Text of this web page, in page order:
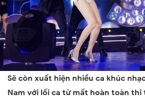
Sẽ còn xuất hiện nhiều ca khúc
Nam với lối ca từ mất hoàn toàn thi